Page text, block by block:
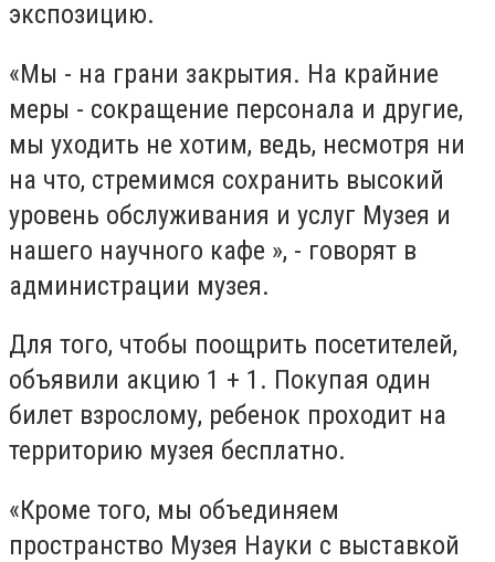
экспозицию.
«Мы - на грани закрытия. На крайние
меры - сокращение персонала и другие,
мы уходить не хотим, ведь, несмотря ни
на что, стремимся сохранить высокий
уровень обслуживания и услуг Музея и
нашего научного кафе », - говорят в
администрации музея.
Для того, чтобы поощрить посетителей,
объявили акцию 1 + 1. Покупая один
билет взрослому, ребенок проходит на
территорию музея бесплатно.
«Кроме того, мы объединяем
пространство Музея Науки с выставкой